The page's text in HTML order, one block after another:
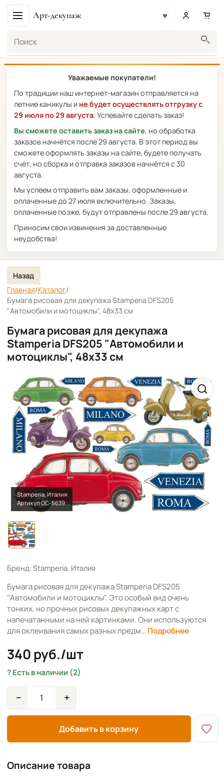
Арт-декупаж
Уважаемые покупатели!
По традиции наш интернет-магазин отправляется на
летние каникулы и не будет осуществлять отгрузку с
29 июля по 29 августа. Успевайте сделать заказ!
Вы сможете оставить заказ на сайте, но обработка
заказов начнётся после 29 августа. В этот период вы
сможете оформлять заказы на сайте, будете получать
счёт, но сборка и отправка заказов начнётся с 30
августа.
Мы успеем отправить вам заказы, оформленные и
оплаченные до 27 июля включительно. Заказы,
оплаченные позже, будут отправлены после 29 августа.
Приносим свои извинения за доставленные
неудобства!
Назад
Главная/Каталог/
Бумага рисовая для декупажа Stamperia DFS205
"Автомобили и мотоциклы", 48х33 см
Бумага рисовая для декупажа
Stamperia DFS205 "Автомобили и
мотоциклы", 48х33 см
Stamperia, Италия
Артикул OC-5639
Бренд: Stamperia, Италия
Бумага рисовая для декупажа Stamperia DFS205
"Автомобили и мотоциклы". Это особый вид очень
тонких, но прочных рисовых декупажных карт с
напечатанными на ней картинками. Они используются
для оклеивания самых разных предм… Подробнее
340 руб./шт
Есть в наличии (2)
− +
Добавить в корзину
Описание товара